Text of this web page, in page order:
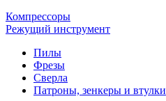
Компрессоры
Режущий инструмент
Пилы
Фрезы
Сверла
Патроны, зенкеры и втулки